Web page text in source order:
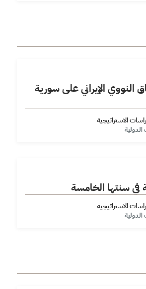
الإيراني على سورية والمنطقة
النووي الإيراني على سورية
الاستراتيجية
الدولية
سنتها الخامسة
في سنتها الخامسة
الاستراتيجية
الدولية